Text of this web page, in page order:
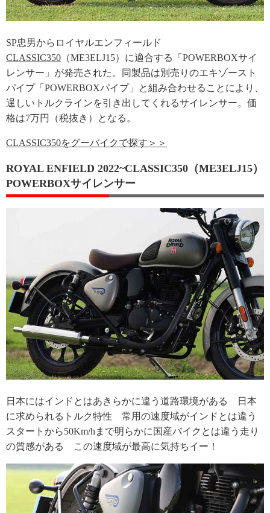
SP忠男からロイヤルエンフィールド
CLASSIC350 （ME3ELJ15）に適合する「POWERBOXサイ
レンサー」が発売された。同製品は別売りのエキゾースト
パイプ「POWERBOXパイプ」と組み合わせることにより、
逞しいトルクラインを引き出してくれるサイレンサー。価
格は7万円（税抜き）となる。
CLASSIC350をグーバイクで探す＞＞
ROYAL ENFIELD 2022~CLASSIC350（ME3ELJ15）
POWERBOXサイレンサー
日本にはインドとはあきらかに違う道路環境がある 日本
に求められるトルク特性 常用の速度域がインドとは違う
スタートから50Km/hまで明らかに国産バイクとは違う走り
の質感がある この速度域が最高に気持ちイー！